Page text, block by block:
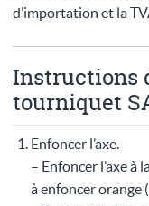
d’importation et la
Instructions
tourniquet
Enfoncer l’axe.
– Enfoncer l’axe à
à enfoncer orange